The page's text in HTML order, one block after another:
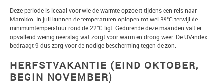
Deze periode is ideaal voor wie de warmte opzoekt tijdens een reis naar
Marokko. In juli kunnen de temperaturen oplopen tot wel 39°C terwijl de
minimumtemperatuur rond de 22°C ligt. Gedurende deze maanden valt er
opvallend weinig neerslag wat zorgt voor warm en droog weer. De UV-index
bedraagt 9 dus zorg voor de nodige bescherming tegen de zon.
HERFSTVAKANTIE (EIND OKTOBER,
BEGIN NOVEMBER)